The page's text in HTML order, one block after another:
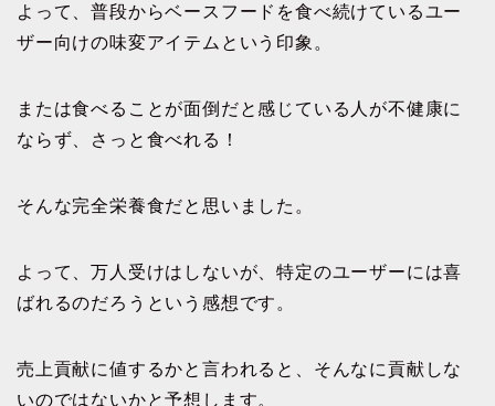
よって、普段からベースフードを食べ続けているユー
ザー向けの味変アイテムという印象。
または食べることが面倒だと感じている人が不健康に
ならず、さっと食べれる！
そんな完全栄養食だと思いました。
よって、万人受けはしないが、特定のユーザーには喜
ばれるのだろうという感想です。
売上貢献に値するかと言われると、そんなに貢献しな
いのではないかと予想します。